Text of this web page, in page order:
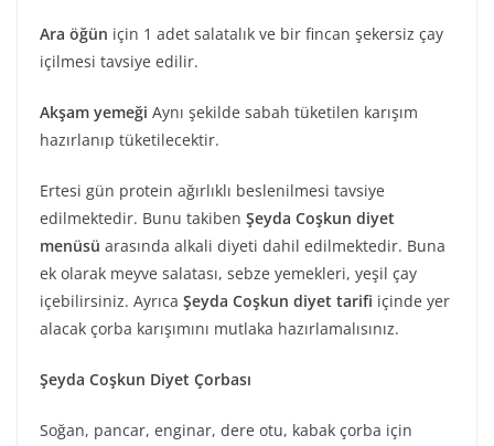
Ara öğün için 1 adet salatalık ve bir fincan şekersiz çay
içilmesi tavsiye edilir.
Akşam yemeği Aynı şekilde sabah tüketilen karışım
hazırlanıp tüketilecektir.
Ertesi gün protein ağırlıklı beslenilmesi tavsiye
edilmektedir. Bunu takiben Şeyda Coşkun diyet
menüsü arasında alkali diyeti dahil edilmektedir. Buna
ek olarak meyve salatası, sebze yemekleri, yeşil çay
içebilirsiniz. Ayrıca Şeyda Coşkun diyet tarifi içinde yer
alacak çorba karışımını mutlaka hazırlamalısınız.
Şeyda Coşkun Diyet Çorbası
Soğan, pancar, enginar, dere otu, kabak çorba için